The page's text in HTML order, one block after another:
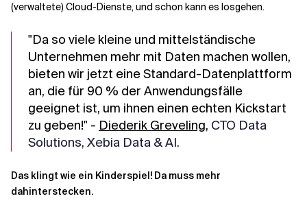
(verwaltete) Cloud-Dienste, und schon kann es losgehen.
"Da so viele kleine und mittelständische
Unternehmen mehr mit Daten machen wollen,
bieten wir jetzt eine Standard-Datenplattform
an, die für 90 % der Anwendungsfälle
geeignet ist, um ihnen einen echten Kickstart
zu geben!" - Diederik Greveling, CTO Data
Solutions, Xebia Data & AI.
Das klingt wie ein Kinderspiel! Da muss mehr
dahinterstecken.